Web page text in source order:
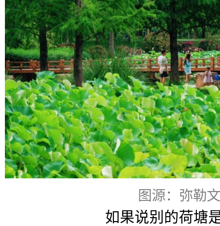
图源：弥勒
如果说别的荷塘